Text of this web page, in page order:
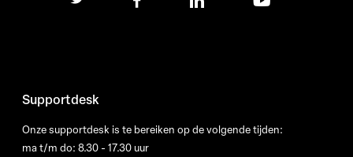
Supportdesk
Onze supportdesk is te bereiken op de volgende tijden:
ma t/m do: 8.30 - 17.30 uur